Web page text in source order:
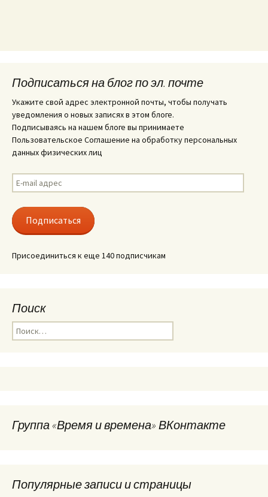
Подписаться на блог по эл. почте
Укажите свой адрес электронной почты, чтобы получать
уведомления о новых записях в этом блоге.
Подписываясь на нашем блоге вы принимаете
Пользовательское Соглашение на обработку персональных
данных физических лиц
E-
mail
Подписаться
Присоединиться к еще 140 подписчикам
Поиск
Найти:
Группа «Время и времена» ВКонтакте
Популярные записи и страницы